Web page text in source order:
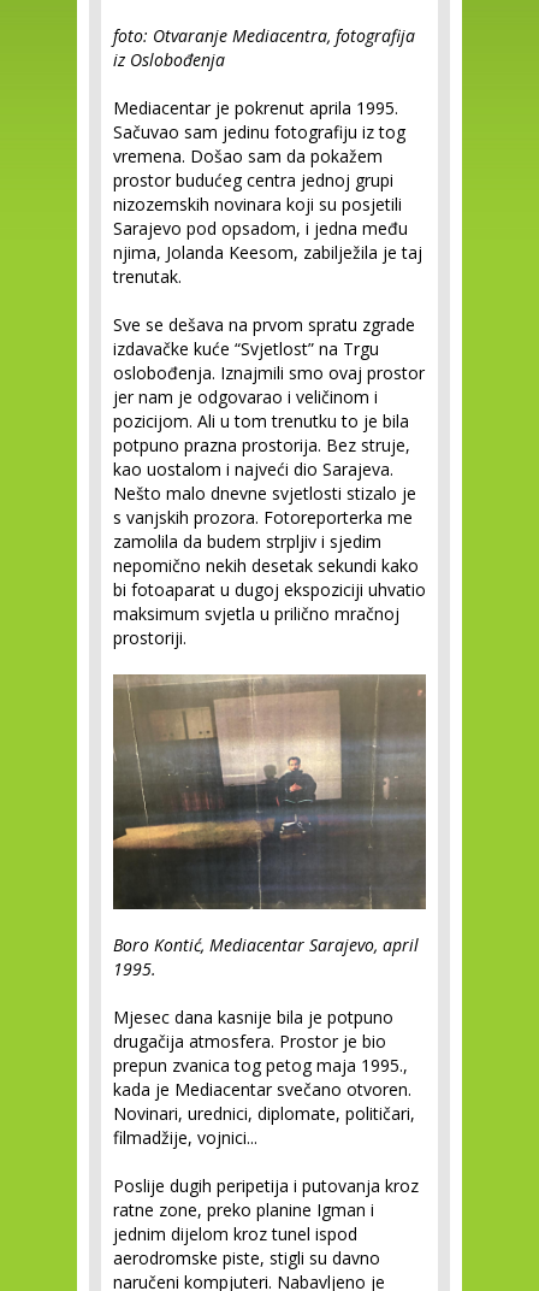
foto: Otvaranje Mediacentra, fotografija
iz Oslobođenja
Mediacentar je pokrenut aprila 1995.
Sačuvao sam jedinu fotografiju iz tog
vremena. Došao sam da pokažem
prostor budućeg centra jednoj grupi
nizozemskih novinara koji su posjetili
Sarajevo pod opsadom, i jedna među
njima, Jolanda Keesom, zabilježila je taj
trenutak.
Sve se dešava na prvom spratu zgrade
izdavačke kuće “Svjetlost” na Trgu
oslobođenja. Iznajmili smo ovaj prostor
jer nam je odgovarao i veličinom i
pozicijom. Ali u tom trenutku to je bila
potpuno prazna prostorija. Bez struje,
kao uostalom i najveći dio Sarajeva.
Nešto malo dnevne svjetlosti stizalo je
s vanjskih prozora. Fotoreporterka me
zamolila da budem strpljiv i sjedim
nepomično nekih desetak sekundi kako
bi fotoaparat u dugoj ekspoziciji uhvatio
maksimum svjetla u prilično mračnoj
prostoriji.
Boro Kontić, Mediacentar Sarajevo, april
1995.
Mjesec dana kasnije bila je potpuno
drugačija atmosfera. Prostor je bio
prepun zvanica tog petog maja 1995.,
kada je Mediacentar svečano otvoren.
Novinari, urednici, diplomate, političari,
filmadžije, vojnici...
Poslije dugih peripetija i putovanja kroz
ratne zone, preko planine Igman i
jednim dijelom kroz tunel ispod
aerodromske piste, stigli su davno
naručeni kompjuteri. Nabavljeno je